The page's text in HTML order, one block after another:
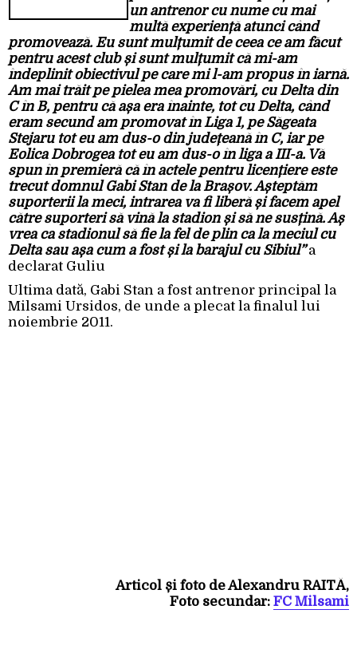
un antrenor cu nume cu mai
multă experiență atunci când
promovează. Eu sunt mulțumit de ceea ce am făcut
pentru acest club și sunt mulțumit că mi-am
îndeplinit obiectivul pe care mi l-am propus în iarnă.
Am mai trăit pe pielea mea promovări, cu Delta din
C în B, pentru că așa era înainte, tot cu Delta, când
eram secund am promovat în Liga 1, pe Săgeata
Stejaru tot eu am dus-o din județeană în C, iar pe
Eolica Dobrogea tot eu am dus-o în liga a III-a. Vă
spun în premieră că în actele pentru licențiere este
trecut domnul Gabi Stan de la Brașov. Așteptăm
suporterii la meci, intrarea va fi liberă și facem apel
către suporteri să vină la stadion și să ne susțină. Aș
vrea ca stadionul să fie la fel de plin ca la meciul cu
Delta sau așa cum a fost și la barajul cu Sibiul”a
declarat Guliu
Ultima dată, Gabi Stan a fost antrenor principal la
Milsami Ursidos, de unde a plecat la finalul lui
noiembrie 2011.
Articol și foto de Alexandru RAITĂ‚
Foto secundar: FC Milsami